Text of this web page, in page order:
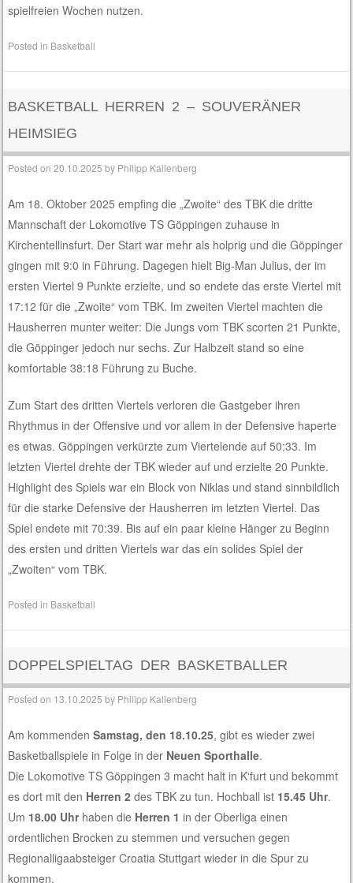
spielfreien Wochen nutzen.
Posted in Basketball
BASKETBALL HERREN 2 – SOUVERÄNER
HEIMSIEG
Posted on20.10.2025 by Philipp Kallenberg
Am 18. Oktober 2025 empfing die „Zwoite“ des TBK die dritte
Mannschaft der Lokomotive TS Göppingen zuhause in
Kirchentellinsfurt. Der Start war mehr als holprig und die Göppinger
gingen mit 9:0 in Führung. Dagegen hielt Big-Man Julius, der im
ersten Viertel 9 Punkte erzielte, und so endete das erste Viertel mit
17:12 für die „Zwoite“ vom TBK. Im zweiten Viertel machten die
Hausherren munter weiter: Die Jungs vom TBK scorten 21 Punkte,
die Göppinger jedoch nur sechs. Zur Halbzeit stand so eine
komfortable 38:18 Führung zu Buche.
Zum Start des dritten Viertels verloren die Gastgeber ihren
Rhythmus in der Offensive und vor allem in der Defensive haperte
es etwas. Göppingen verkürzte zum Viertelende auf 50:33. Im
letzten Viertel drehte der TBK wieder auf und erzielte 20 Punkte.
Highlight des Spiels war ein Block von Niklas und stand sinnbildlich
für die starke Defensive der Hausherren im letzten Viertel. Das
Spiel endete mit 70:39. Bis auf ein paar kleine Hänger zu Beginn
des ersten und dritten Viertels war das ein solides Spiel der
„Zwoiten“ vom TBK.
Posted in Basketball
DOPPELSPIELTAG DER BASKETBALLER
Posted on 13.10.2025 by Philipp Kallenberg
Am kommendenSamstag, den 18.10.25, gibt es wieder zwei
Basketballspiele in Folge in der Neuen Sporthalle.
Die Lokomotive TS Göppingen 3 macht halt in K‘furt und bekommt
es dort mit den Herren 2 des TBK zu tun. Hochball ist 15.45 Uhr.
Um 18.00 Uhrhaben die Herren 1 in der Oberliga einen
ordentlichen Brocken zu stemmen und versuchen gegen
Regionalligaabsteiger Croatia Stuttgart wieder in die Spur zu
kommen.